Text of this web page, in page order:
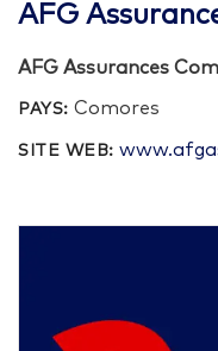
AFG
AFG Assurances
PAYS: Comores
SITE WEB: